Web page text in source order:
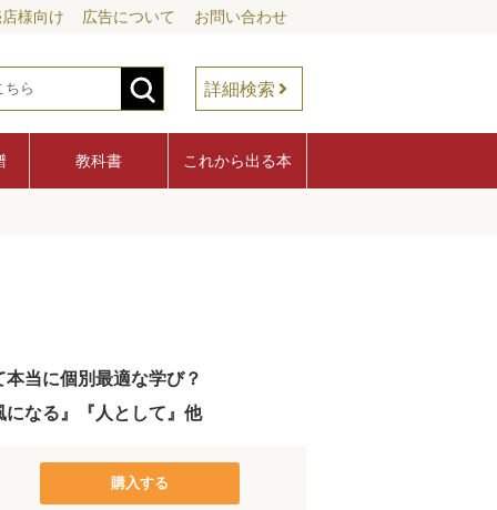
様向け 広告について お問い合わせ
詳細検索
教科書 これから出る本
当に個別最適な学び？
なる』『人として』他
購入する